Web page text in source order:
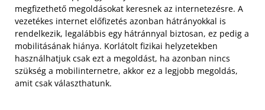
megfizethető megoldásokat keresnek az internetezésre. A
vezetékes internet előfizetés azonban hátrányokkal is
rendelkezik, legalábbis egy hátránnyal biztosan, ez pedig a
mobilitásának hiánya. Korlátolt fizikai helyzetekben
használhatjuk csak ezt a megoldást, ha azonban nincs
szükség a mobilinternetre, akkor ez a legjobb megoldás,
amit csak választhatunk.